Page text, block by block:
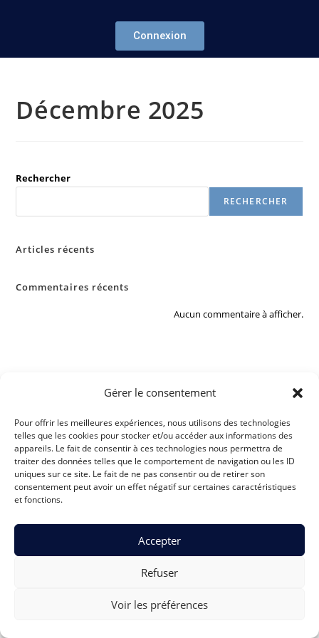
Gérer le consentement
Pour offrir les meilleures expériences, nous utilisons des technologies
telles que les cookies pour stocker et/ou accéder aux informations des
appareils. Le fait de consentir à ces technologies nous permettra de
traiter des données telles que le comportement de navigation ou les ID
uniques sur ce site. Le fait de ne pas consentir ou de retirer son
consentement peut avoir un effet négatif sur certaines caractéristiques
et fonctions.
Accepter
Refuser
Voir les préférences
Connexion
Décembre 2025
Rechercher
RECHERCHER
Articles récents
Commentaires récents
Aucun commentaire à afficher.
PODCAST : SUR LE
CHEMIN DU
TAROT
Écouter
sur :
Spotify
Conditions Générales de Vente & Mentions légales
Plateforme réalisée parJason Laroche